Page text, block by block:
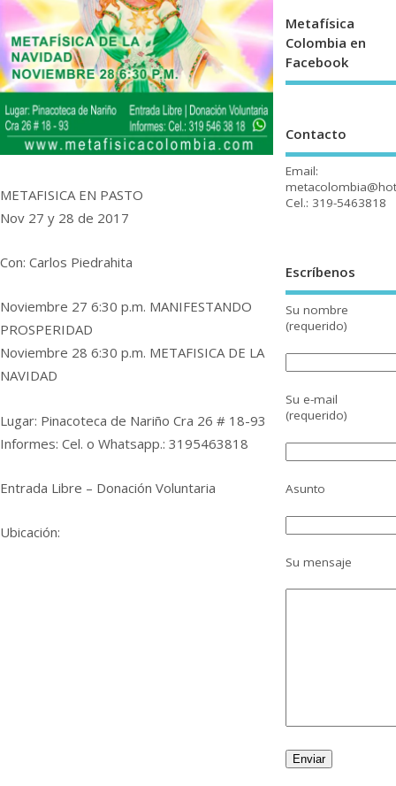
METAFISICA EN PASTO
Nov 27 y 28 de 2017
Con: Carlos Piedrahita
Noviembre 27 6:30 p.m. MANIFESTANDO
PROSPERIDAD
Noviembre 28 6:30 p.m. METAFISICA DE LA
NAVIDAD
Lugar: Pinacoteca de Nariño Cra 26 # 18-93
Informes: Cel. o Whatsapp.: 3195463818
Entrada Libre – Donación Voluntaria
Ubicación:
Metafísica
Colombia en
Facebook
Contacto
Email:
Cel.: 319-5463818
Escríbenos
Su nombre
(requerido)
Su e-mail
(requerido)
Asunto
Su mensaje